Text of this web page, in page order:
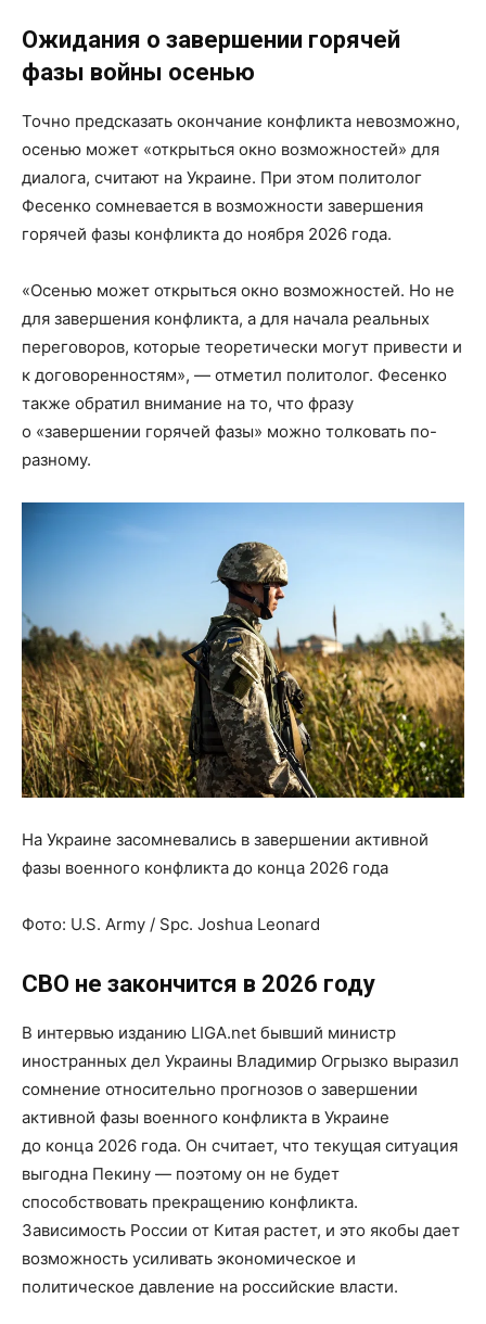
Ожидания о завершении горячей
фазы войны осенью
Точно предсказать окончание конфликта невозможно,
осенью может «открыться окно возможностей» для
диалога, считают на Украине. При этом политолог
Фесенко сомневается в возможности завершения
горячей фазы конфликта до ноября 2026 года.
«Осенью может открыться окно возможностей. Но не
для завершения конфликта, а для начала реальных
переговоров, которые теоретически могут привести и
к договоренностям», — отметил политолог. Фесенко
также обратил внимание на то, что фразу
о «завершении горячей фазы» можно толковать по-
разному.
На Украине засомневались в завершении активной
фазы военного конфликта до конца 2026 года
Фото: U.S. Army / Spc. Joshua Leonard
СВО не закончится в 2026 году
В интервью изданию LIGA.net бывший министр
иностранных дел Украины Владимир Огрызко выразил
сомнение относительно прогнозов о завершении
активной фазы военного конфликта в Украине
до конца 2026 года. Он считает, что текущая ситуация
выгодна Пекину — поэтому он не будет
способствовать прекращению конфликта.
Зависимость России от Китая растет, и это якобы дает
возможность усиливать экономическое и
политическое давление на российские власти.